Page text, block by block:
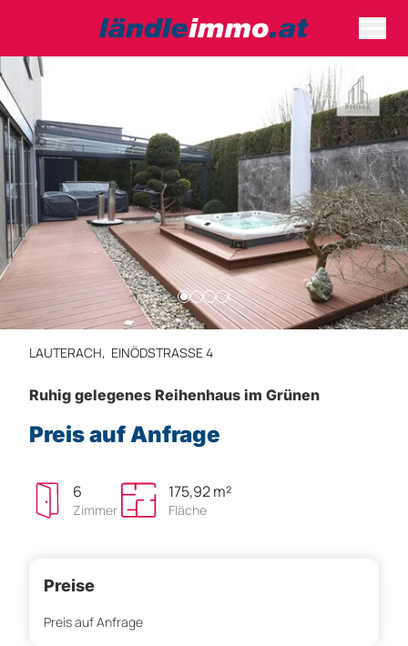
LAUTERACH, EINÖDSTRASSE 4
Ruhig gelegenes Reihenhaus im Grünen
Preis auf Anfrage
6
Zimmer
175,92 m²
Fläche
Preise
Preis auf Anfrage